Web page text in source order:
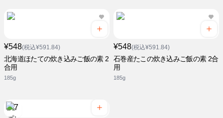
¥548(税込¥591.84)
北海道ほたての炊き込みご飯の素 2
合用
185g
¥548(税込¥591.84)
石巻産たこの炊き込みご飯の素 2合
用
185g